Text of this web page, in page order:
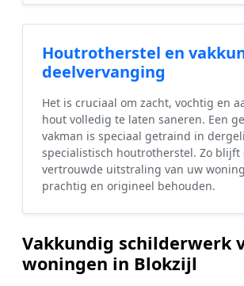
Houtrotherstel en
deelvervanging
Het is cruciaal om zacht, vochtig en
hout volledig te laten saneren. Een
vakman is speciaal getraind in
specialistisch houtrotherstel. Zo blijft
vertrouwde uitstraling van uw
prachtig en origineel behouden.
Vakkundig schilderwerk
woningen in Blokzijl